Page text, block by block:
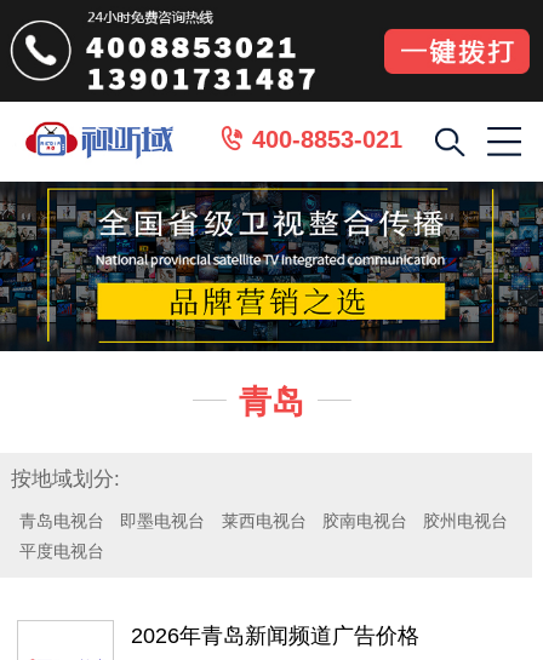
 400-8853-021
 青岛 
按地域划分:
青岛电视台 即墨电视台 莱西电视台 胶南电视台
胶州电视台
平度电视台
2026年青岛新闻频道广告价格